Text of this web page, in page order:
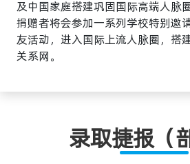
及中国家庭搭建巩固国际高端人脉圈
捐赠者将会参加一系列学校特别邀
友活动，进入国际上流人脉圈，搭
关系网。
录取捷报（